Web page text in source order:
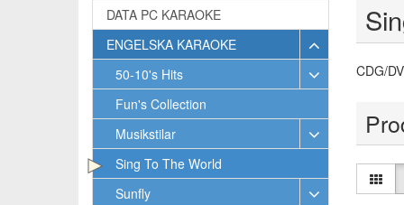
DATA PC KARAOKE
ENGELSKA KARAOKE
50-10's Hits
Fun's Collection
Musikstilar
Sing To The World
Sunfly
CDG/